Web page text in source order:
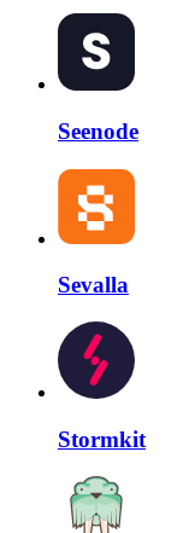
Seenode
Sevalla
Stormkit